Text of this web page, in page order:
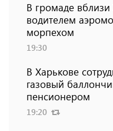
В громаде
водителем
морпехом
19:30
В Харькове
газовый
пенсионером
19:20